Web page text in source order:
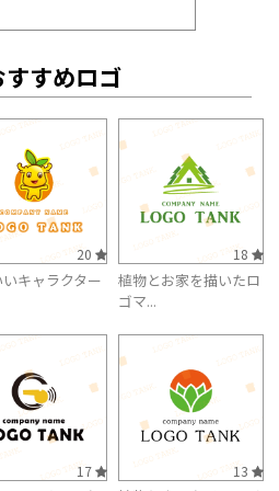
すめロゴ
20
キャラクター
18
植物とお家を描いたロ
ゴマ...
17 13